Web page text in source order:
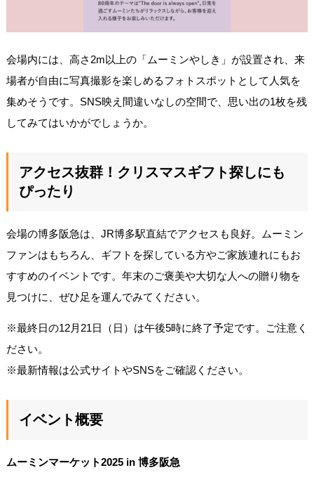
会場内には、高さ2m以上の「ムーミンやしき」が設置され、来
場者が自由に写真撮影を楽しめるフォトスポットとして人気を
集めそうです。SNS映え間違いなしの空間で、思い出の1枚を残
してみてはいかがでしょうか。
アクセス抜群！クリスマスギフト探しにも
ぴったり
会場の博多阪急は、JR博多駅直結でアクセスも良好。ムーミン
ファンはもちろん、ギフトを探している方やご家族連れにもお
すすめのイベントです。年末のご褒美や大切な人への贈り物を
見つけに、ぜひ足を運んでみてください。
※最終日の12月21日（日）は午後5時に終了予定です。ご注意く
ださい。
※最新情報は公式サイトやSNSをご確認ください。
イベント概要
ムーミンマーケット2025 in 博多阪急